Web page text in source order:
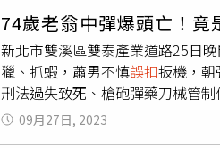
監視器，成功於今（13）日凌晨
這起意外，警方後續將會詳細調
74歲老翁中彈爆頭亡！竟
新北市雙溪區雙泰產業道路25日
獵、抓蝦，蕭男不慎誤扣扳機，
刑法過失致死、槍砲彈藥刀械管
據悉，警方獲報後，隨即封鎖現
受槍擊，但經調查後，警方研判
09月27日, 2023